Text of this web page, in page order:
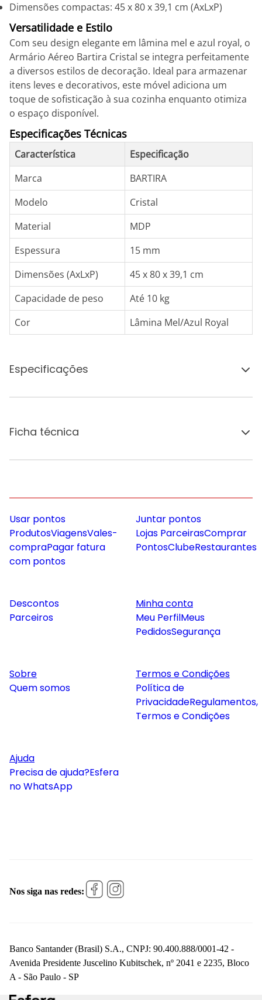
Dimensões compactas: 45 x 80 x 39,1 cm (AxLxP)
Versatilidade e Estilo
Com seu design elegante em lâmina mel e azul royal, o
Armário Aéreo Bartira Cristal se integra perfeitamente
a diversos estilos de decoração. Ideal para armazenar
itens leves e decorativos, este móvel adiciona um
toque de sofisticação à sua cozinha enquanto otimiza
o espaço disponível.
Especificações Técnicas
Característica
Especificação
Marca
BARTIRA
Modelo
Cristal
Material
MDP
Espessura
15 mm
Dimensões (AxLxP)
45 x 80 x 39,1 cm
Capacidade de peso
Até 10 kg
Cor
Lâmina Mel/Azul Royal
Especificações
Ficha técnica
Usar pontos
ProdutosViagensVales-
compraPagar fatura
com pontos
Juntar pontos
Lojas ParceirasComprar
PontosClubeRestaurantes
Descontos
Parceiros
Minha conta
Meu PerfilMeus
PedidosSegurança
Sobre
Quem somos
Termos e Condições
Política de
PrivacidadeRegulamentos,
Termos e Condições
Ajuda
Precisa de ajuda?Esfera
no WhatsApp
Nos siga nas redes:
Banco Santander (Brasil) S.A., CNPJ: 90.400.888/0001-42 -
Avenida Presidente Juscelino Kubitschek, nº 2041 e 2235, Bloco
A - São Paulo - SP